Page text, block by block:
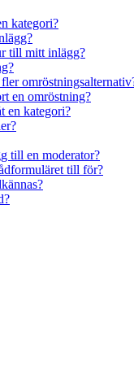
kategori?
till mitt inlägg?
en omröstning?
en kategori?
till en moderator?
till för?